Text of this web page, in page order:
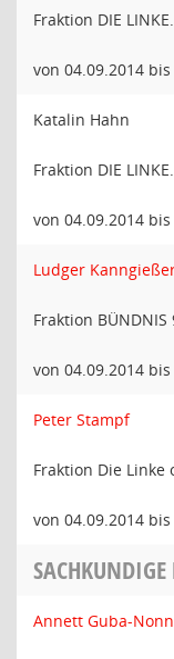
Fraktion DIE
von 04.09.2014
Katalin Hahn
Fraktion DIE
von 04.09.2014
Ludger
Fraktion
von 04.09.2014
Peter Stampf
Fraktion Die
von 04.09.2014
SACHKUNDIGE
Annett Guba-Nonn